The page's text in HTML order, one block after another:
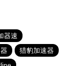
器速
猎豹加速器